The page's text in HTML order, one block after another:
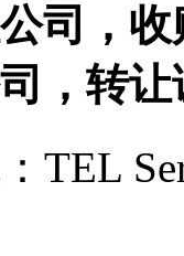
司，
，转让
TEL